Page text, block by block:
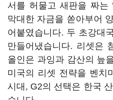
서를 허물고 새판을 짜는
막대한 자금을 쏟아부어
어붙였습니다. 두 초강대
만들어냈습니다. 리셋은
올인은 과잉과 감산의 늪
미국의 리셋 전략을 벤치
시대, G2의 선택은 한국